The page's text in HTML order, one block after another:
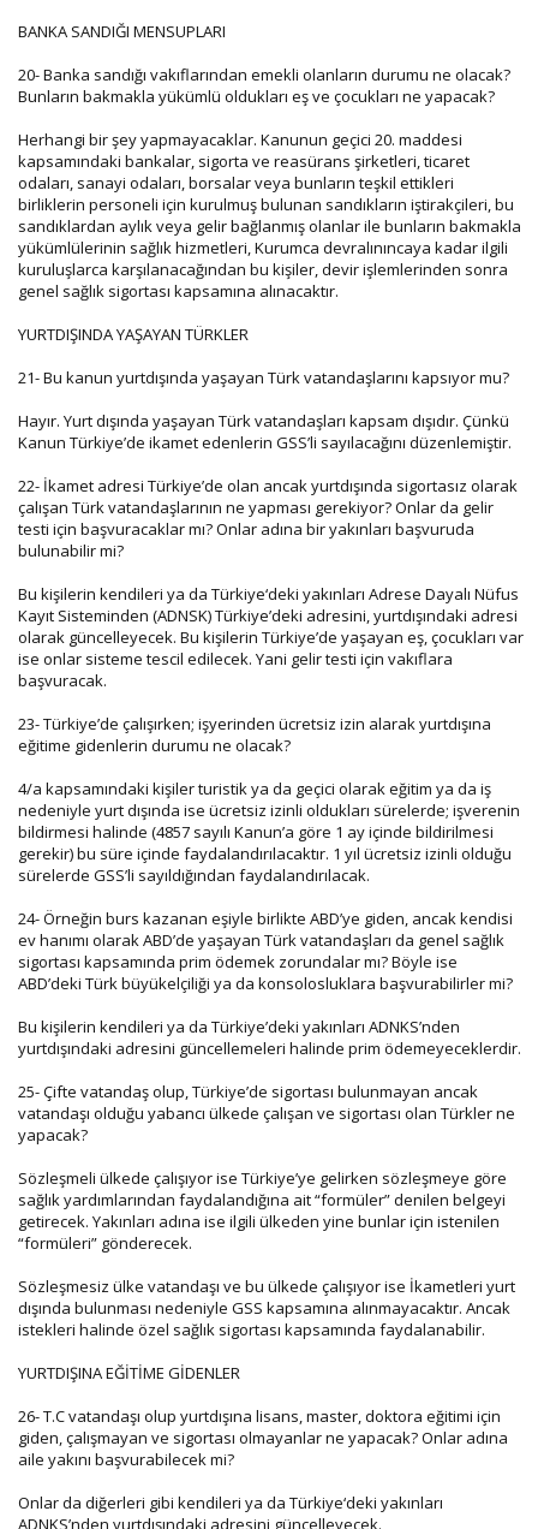
BANKA SANDIĞI MENSUPLARI
20- Banka sandığı vakıflarından emekli olanların durumu ne olacak?
Bunların bakmakla yükümlü oldukları eş ve çocukları ne yapacak?
Herhangi bir şey yapmayacaklar. Kanunun geçici 20. maddesi
kapsamındaki bankalar, sigorta ve reasürans şirketleri, ticaret
odaları, sanayi odaları, borsalar veya bunların teşkil ettikleri
birliklerin personeli için kurulmuş bulunan sandıkların iştirakçileri, bu
sandıklardan aylık veya gelir bağlanmış olanlar ile bunların bakmakla
yükümlülerinin sağlık hizmetleri, Kurumca devralınıncaya kadar ilgili
kuruluşlarca karşılanacağından bu kişiler, devir işlemlerinden sonra
genel sağlık sigortası kapsamına alınacaktır.
YURTDIŞINDA YAŞAYAN TÜRKLER
21- Bu kanun yurtdışında yaşayan Türk vatandaşlarını kapsıyor mu?
Hayır. Yurt dışında yaşayan Türk vatandaşları kapsam dışıdır. Çünkü
Kanun Türkiye’de ikamet edenlerin GSS’li sayılacağını düzenlemiştir.
22- İkamet adresi Türkiye’de olan ancak yurtdışında sigortasız olarak
çalışan Türk vatandaşlarının ne yapması gerekiyor? Onlar da gelir
testi için başvuracaklar mı? Onlar adına bir yakınları başvuruda
bulunabilir mi?
Bu kişilerin kendileri ya da Türkiye‘deki yakınları Adrese Dayalı Nüfus
Kayıt Sisteminden (ADNSK) Türkiye’deki adresini, yurtdışındaki adresi
olarak güncelleyecek. Bu kişilerin Türkiye’de yaşayan eş, çocukları var
ise onlar sisteme tescil edilecek. Yani gelir testi için vakıflara
başvuracak.
23- Türkiye’de çalışırken; işyerinden ücretsiz izin alarak yurtdışına
eğitime gidenlerin durumu ne olacak?
4/a kapsamındaki kişiler turistik ya da geçici olarak eğitim ya da iş
nedeniyle yurt dışında ise ücretsiz izinli oldukları sürelerde; işverenin
bildirmesi halinde (4857 sayılı Kanun’a göre 1 ay içinde bildirilmesi
gerekir) bu süre içinde faydalandırılacaktır. 1 yıl ücretsiz izinli olduğu
sürelerde GSS’li sayıldığından faydalandırılacak.
24- Örneğin burs kazanan eşiyle birlikte ABD’ye giden, ancak kendisi
ev hanımı olarak ABD’de yaşayan Türk vatandaşları da genel sağlık
sigortası kapsamında prim ödemek zorundalar mı? Böyle ise
ABD’deki Türk büyükelçiliği ya da konsolosluklara başvurabilirler mi?
Bu kişilerin kendileri ya da Türkiye’deki yakınları ADNKS’nden
yurtdışındaki adresini güncellemeleri halinde prim ödemeyeceklerdir.
25- Çifte vatandaş olup, Türkiye’de sigortası bulunmayan ancak
vatandaşı olduğu yabancı ülkede çalışan ve sigortası olan Türkler ne
yapacak?
Sözleşmeli ülkede çalışıyor ise Türkiye’ye gelirken sözleşmeye göre
sağlık yardımlarından faydalandığına ait “formüler” denilen belgeyi
getirecek. Yakınları adına ise ilgili ülkeden yine bunlar için istenilen
“formüleri” gönderecek.
Sözleşmesiz ülke vatandaşı ve bu ülkede çalışıyor ise İkametleri yurt
dışında bulunması nedeniyle GSS kapsamına alınmayacaktır. Ancak
istekleri halinde özel sağlık sigortası kapsamında faydalanabilir.
YURTDIŞINA EĞİTİME GİDENLER
26- T.C vatandaşı olup yurtdışına lisans, master, doktora eğitimi için
giden, çalışmayan ve sigortası olmayanlar ne yapacak? Onlar adına
aile yakını başvurabilecek mi?
Onlar da diğerleri gibi kendileri ya da Türkiye‘deki yakınları
ADNKS’nden yurtdışındaki adresini güncelleyecek.